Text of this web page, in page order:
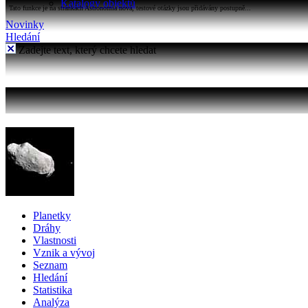
Katalogy objektů
Tato funkce je na stránkách Astronomia nová, testové otázky jsou přidávány postupně...
Novinky
Hledání
Zadejte text, který chcete hledat
Planetky
Dráhy
Vlastnosti
Vznik a vývoj
Seznam
Hledání
Statistika
Analýza